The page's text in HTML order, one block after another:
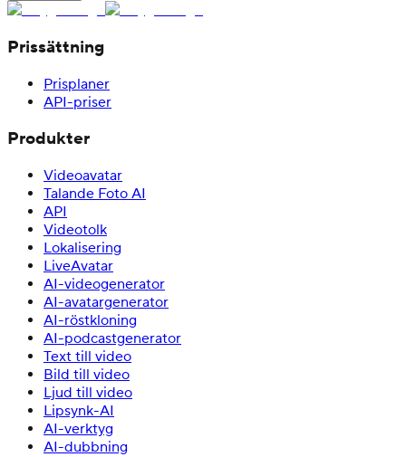
Prissättning
Prisplaner
API-priser
Produkter
Videoavatar
Talande Foto AI
API
Videotolk
Lokalisering
LiveAvatar
AI-videogenerator
AI-avatargenerator
AI-röstkloning
AI-podcastgenerator
Text till video
Bild till video
Ljud till video
Lipsynk-AI
AI-verktyg
AI-dubbning